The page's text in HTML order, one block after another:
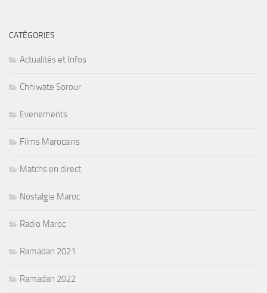
CATÉGORIES
Actualités et Infos
Chhiwate Sorour
Evenements
Films Marocains
Matchs en direct
Nostalgie Maroc
Radio Maroc
Ramadan 2021
Ramadan 2022